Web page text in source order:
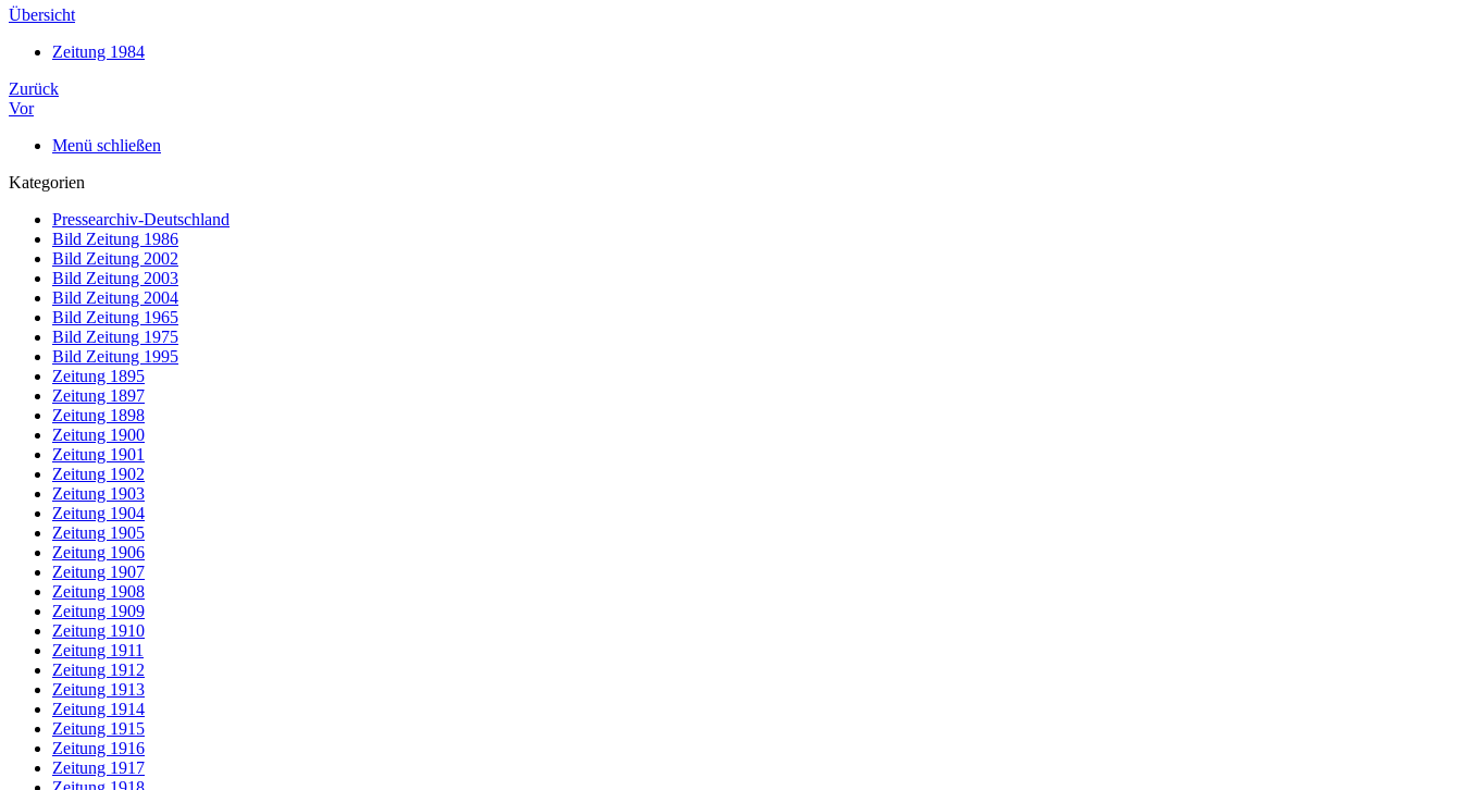
Übersicht
Zeitung 1984
Zurück
Vor
Menü schließen
Kategorien
Pressearchiv-Deutschland
Bild Zeitung 1986
Bild Zeitung 2002
Bild Zeitung 2003
Bild Zeitung 2004
Bild Zeitung 1965
Bild Zeitung 1975
Bild Zeitung 1995
Zeitung 1895
Zeitung 1897
Zeitung 1898
Zeitung 1900
Zeitung 1901
Zeitung 1902
Zeitung 1903
Zeitung 1904
Zeitung 1905
Zeitung 1906
Zeitung 1907
Zeitung 1908
Zeitung 1909
Zeitung 1910
Zeitung 1911
Zeitung 1912
Zeitung 1913
Zeitung 1914
Zeitung 1915
Zeitung 1916
Zeitung 1917